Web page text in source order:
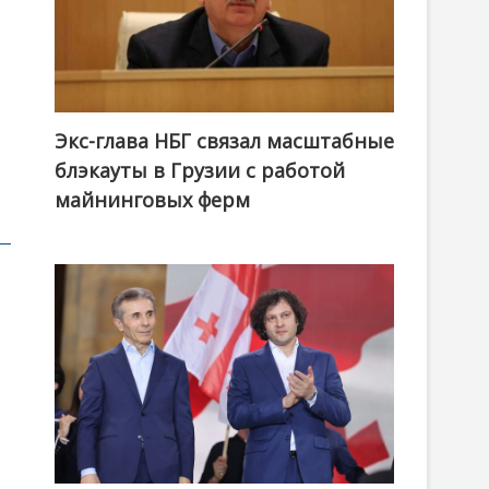
Экс-глава НБГ связал масштабные
блэкауты в Грузии с работой
майнинговых ферм